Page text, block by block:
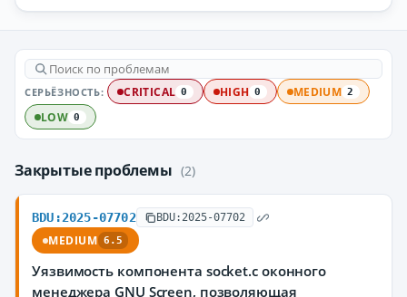
СЕРЬЁЗНОСТЬ: CRITICAL 0 HIGH 0 MEDIUM 2
LOW 0
Закрытые проблемы (2)
BDU:2025-07702 BDU:2025-07702
MEDIUM 6.5
Уязвимость компонента socket.c оконного
менеджера GNU Screen, позволяющая